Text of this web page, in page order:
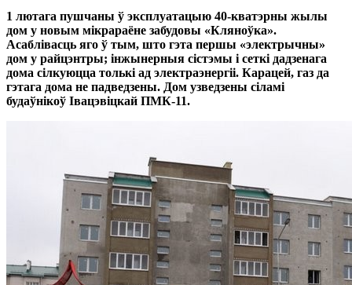
1 лютага пушчаны ў эксплуатацыю 40-кватэрны жылы
дом у новым мікрараёне забудовы «Кляноўка».
Асаблівасць яго ў тым, што гэта першы «электрычны»
дом у райцэнтры; інжынерныя сістэмы і сеткі дадзенага
дома сілкуюцца толькі ад электраэнергіі. Карацей, газ да
гэтага дома не падведзены. Дом узведзены сіламі
будаўнікоў Івацэвіцкай ПМК-11.